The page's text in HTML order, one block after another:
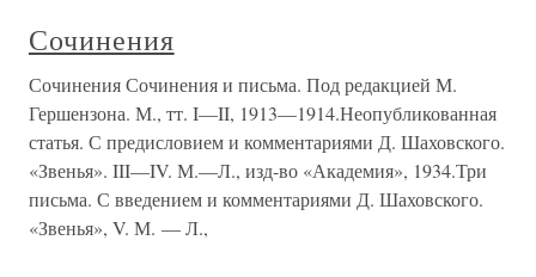
Сочинения
Сочинения Сочинения и письма. Под редакцией М.
Гершензона. М., тт. I—II, 1913—1914.Неопубликованная
статья. С предисловием и комментариями Д. Шаховского.
«Звенья». III—IV. М.—Л., изд-во «Академия», 1934.Три
письма. С введением и комментариями Д. Шаховского.
«Звенья», V. М. — Л.,